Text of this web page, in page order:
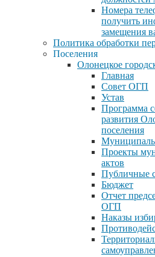
Номера
получить
замещения
Политика обработки
Поселения
Олонецкое
Главная
Совет ОГП
Устав
Программа
развития
поселения
Проекты
актов
Публичные
Бюджет
Отчет
ОГП
Наказы